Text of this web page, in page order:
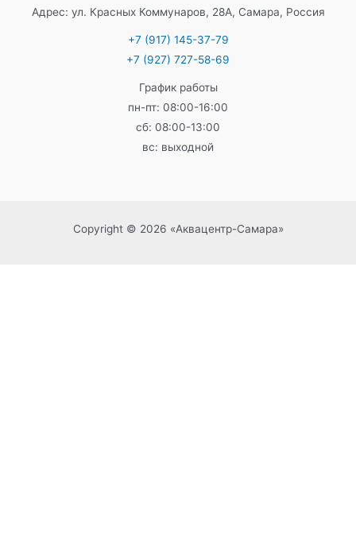
Адрес: ул. Красных Коммунаров, 28А, Самара, Россия
+7 (917) 145-37-79
+7 (927) 727-58-69
График работы
пн-пт: 08:00-16:00
сб: 08:00-13:00
вс: выходной
Copyright © 2026 «Аквацентр-Самара»